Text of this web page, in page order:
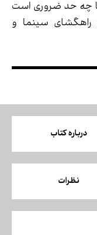
چه حد ضروری است
راهگشای سینما و
درباره کتاب
نظرات